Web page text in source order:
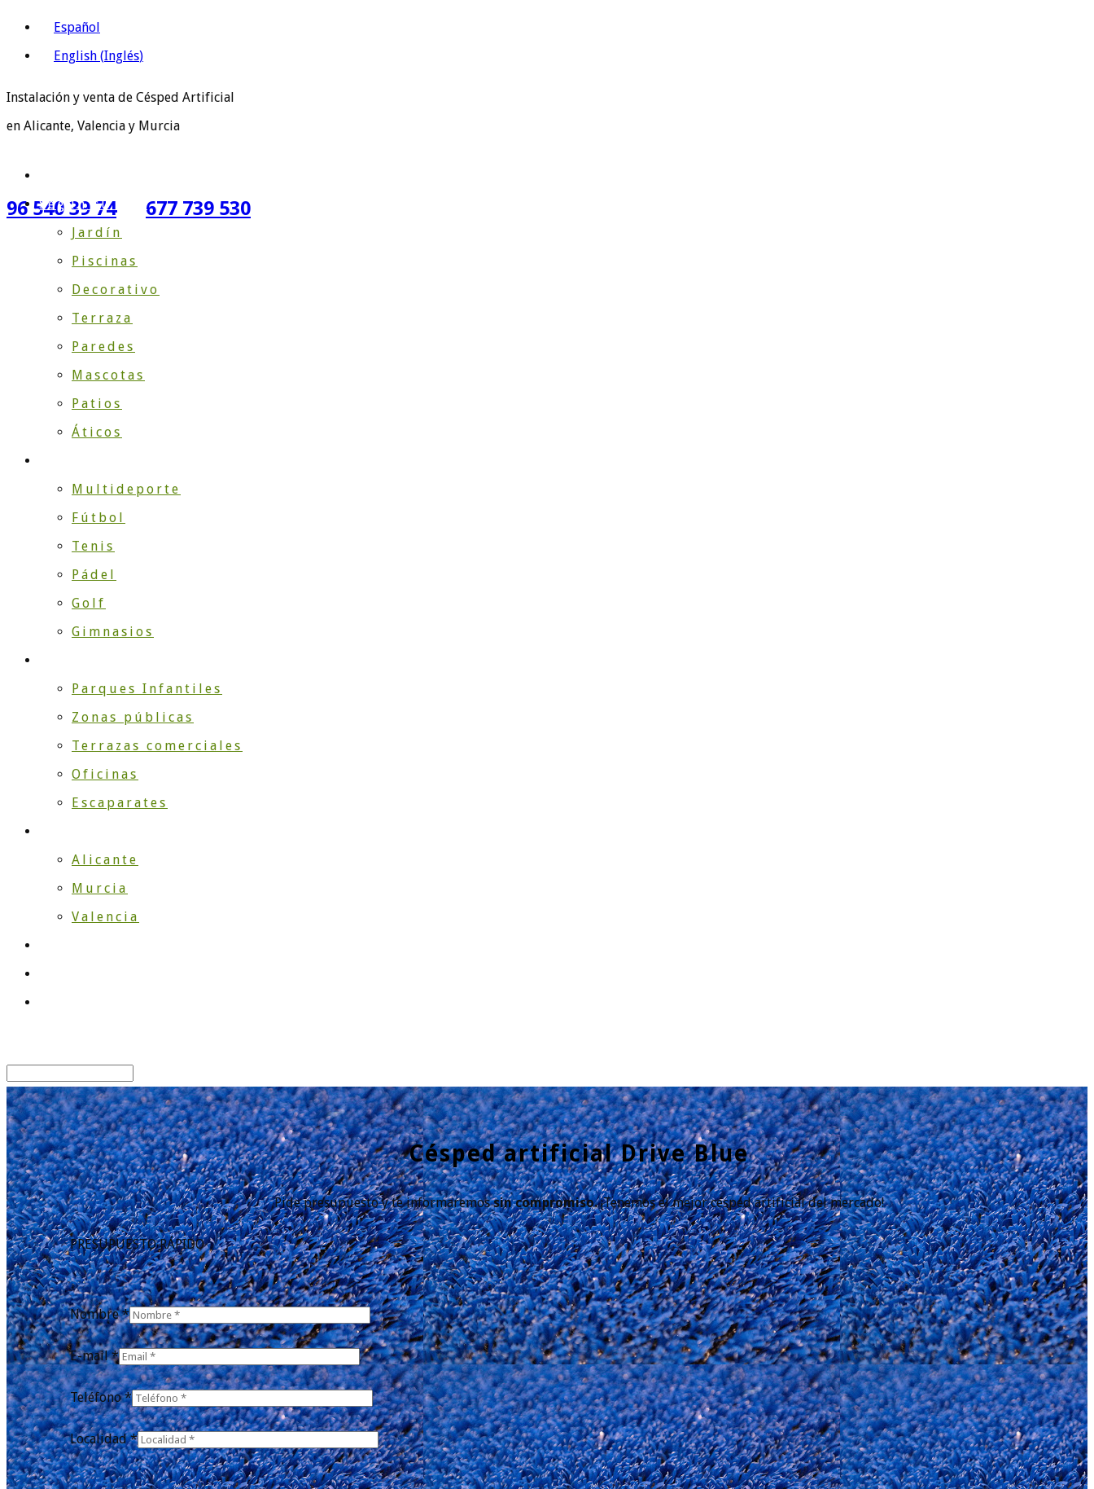
Español
English (Inglés)
Instalación y venta de Césped Artificial
en Alicante, Valencia y Murcia
96 540 39 74 677 739 530
Según su Uso
Jardín
Piscinas
Decorativo
Terraza
Paredes
Mascotas
Patios
Áticos
Multideporte
Fútbol
Tenis
Pádel
Golf
Gimnasios
Parques Infantiles
Zonas públicas
Terrazas comerciales
Oficinas
Escaparates
Alicante
Murcia
Valencia
Césped artificial Drive Blue
Pide presupuesto y te informaremossin compromiso.¡Tenemos el mejor césped artificial del mercado!
PRESUPUESTO RÁPIDO
Nombre *
E-mail *
Teléfono *
Localidad *